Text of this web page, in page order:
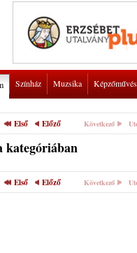
Színház Muzsika
Első Előző Következő
kategóriában
Első Előző Következő